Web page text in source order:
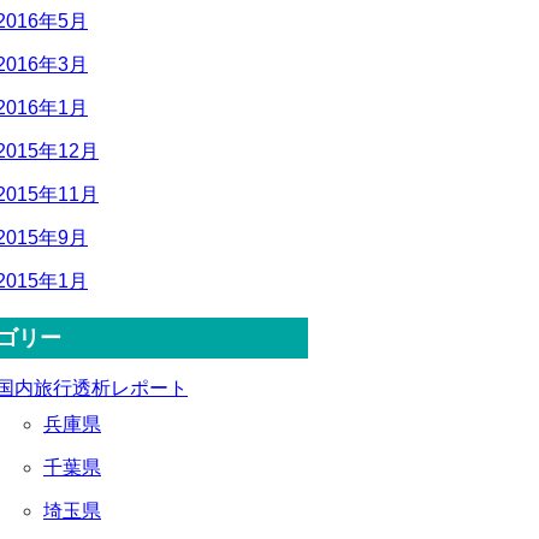
年5月
年3月
年1月
年12月
年11月
年9月
年1月
リー
内旅行透析レポート
兵庫県
千葉県
埼玉県